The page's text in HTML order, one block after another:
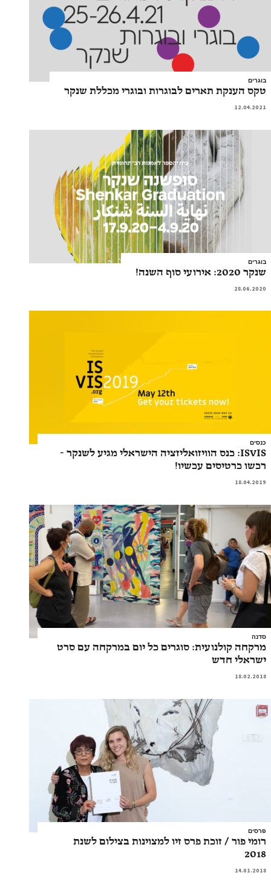
בוגרים
טקס הענקת תארים לבוגרות ובוגרי מכללת שנקר
12.04.2021
בוגרים
שנקר 2020: אירועי סוף השנה!
28.06.2020
כנסים
ISVIS: כנס הוויזואליזציה הישראלי מגיע לשנקר -
רכשו כרטיסים עכשיו!
18.04.2019
סדנה
מרקחה קולנועית: סוגרים כל יום במרקחה עם סרט
ישראלי חדש
18.02.2018
פרסים
רומי פור / זוכת פרס זיו למצוינות בצילום לשנת
2018
14.01.2018